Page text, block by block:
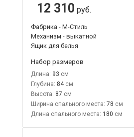
12 310 руб.
Фабрика - М-Стиль
Механизм - выкатной
Ящик для белья
Набор размеров
Длина: 93
Глубина: 84
Высота: 87
Ширина спального места: 78
Длина спального места: 180